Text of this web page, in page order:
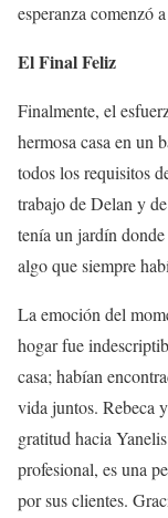
esperanza comenzó
El Final Feliz
Finalmente, el
hermosa casa en un
todos los requisitos
trabajo de Delan y
tenía un jardín
algo que siempre
La emoción del
hogar fue
casa; habían
vida juntos. Rebeca
gratitud hacia
profesional, es una
por sus clientes.